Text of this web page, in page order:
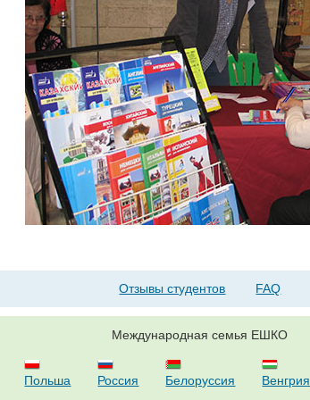
Отзывы студентов FAQ
Международная семья ЕШКО
Польша Россия Белоруссия Венгрия